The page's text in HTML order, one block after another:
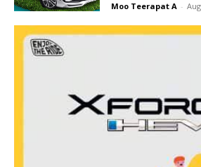
Moo Teerapat A -